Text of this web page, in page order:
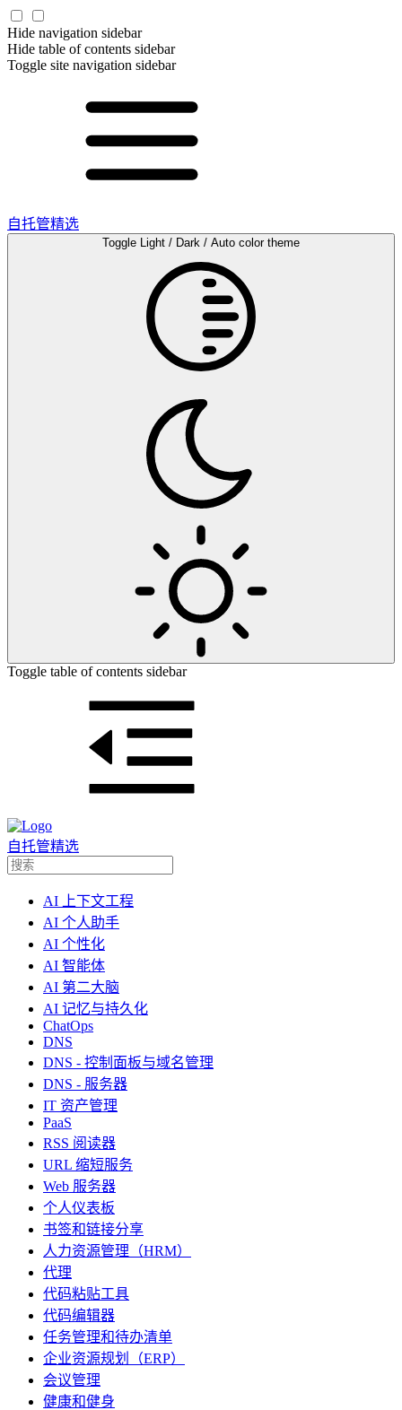
Hide navigation sidebar
Hide table of contents sidebar
Toggle site navigation sidebar
自托管精选
Toggle Light / Dark / Auto color theme
Toggle table of contents sidebar
自托管精选
AI 上下文工程
AI 个人助手
AI 个性化
AI 智能体
AI 第二大脑
AI 记忆与持久化
ChatOps
DNS
DNS - 控制面板与域名管理
DNS - 服务器
IT 资产管理
PaaS
RSS 阅读器
URL 缩短服务
Web 服务器
个人仪表板
书签和链接分享
人力资源管理（HRM）
代理
代码粘贴工具
代码编辑器
任务管理和待办清单
企业资源规划（ERP）
会议管理
健康和健身